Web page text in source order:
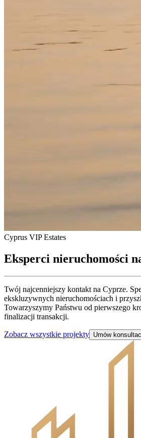
Cyprus VIP Estates
Eksperci nieruchomości
Twój najcenniejszy kontakt na Cyprze.
ekskluzywnych nieruchomościach i
Towarzyszymy Państwu od pierwszego
finalizacji transakcji.
Zobacz wszystkie projekty Umów